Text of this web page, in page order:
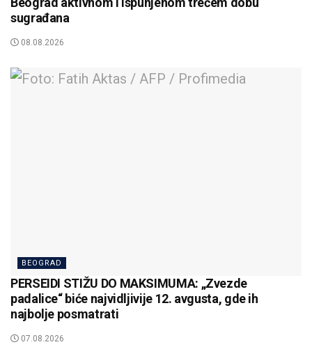
sugrađana
08.08.2026
BEOGRAD
PERSEIDI STIŽU DO MAKSIMUMA: „Zvezde
padalice“ biće najvidljivije 12. avgusta, gde ih
najbolje posmatrati
07.08.2026